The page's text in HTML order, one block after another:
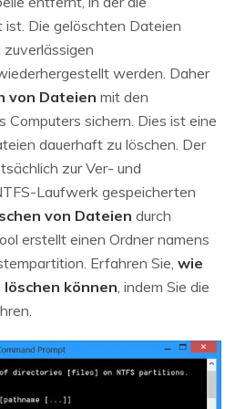
Die gelöschten Dateien
werden. Daher
von Dateien mit den
sichern. Dies ist eine
dauerhaft zu löschen. Der
zur Ver- und
Laufwerk gespeicherten
von Dateien durch
erstellt einen Ordner namens
Erfahren Sie, wie
können, indem Sie die